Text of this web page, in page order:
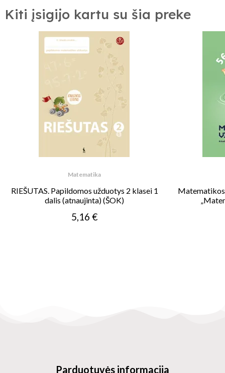
Kiti įsigijo kartu su šia preke
Matematika
RIEŠUTAS. Papildomos užduotys 2 klasei 1
dalis (atnaujinta) (ŠOK)
5,16 €
Parduotuvės informacija